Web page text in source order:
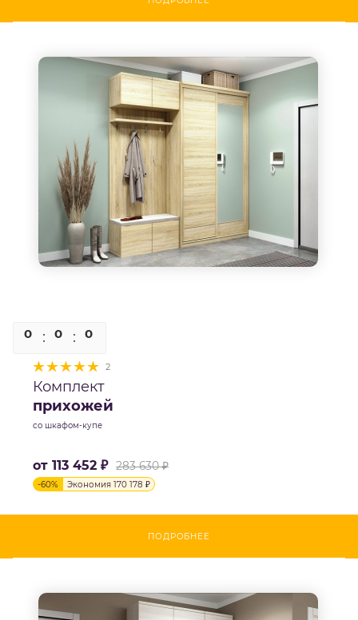
0 0 0
2
Комплект
прихожей
со шкафом-купе
от 113 452 ₽ 283 630 ₽
-60% Экономия 170 178 ₽
ПОДРОБНЕЕ